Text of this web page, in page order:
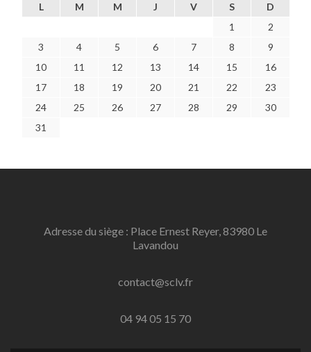
L M M J V S
D
1
2
3
4 5 6 7 8
9
10
11 12 13 14 15
16
17
18 19 20 21 22
23
24
25 26 27 28 29
30
31
Adresse du siège : Place Ernest Reyer, 83980 Le
Lavandou
contact@sclv.fr
04 94 05 15 70